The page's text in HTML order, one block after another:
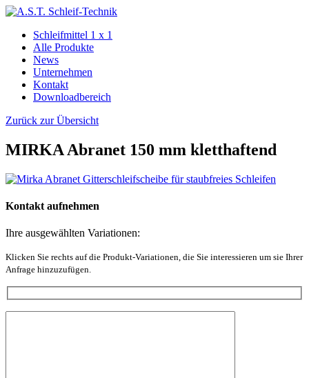
Schleifmittel 1 x 1
Alle Produkte
News
Unternehmen
Kontakt
Downloadbereich
Zurück zur Übersicht
MIRKA Abranet 150 mm kletthaftend
Kontakt aufnehmen
Ihre ausgewählten Variationen:
Klicken Sie rechts auf die Produkt-Variationen, die Sie interessieren um sie Ihrer
Anfrage hinzuzufügen.